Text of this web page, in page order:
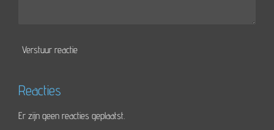
Verstuur reactie
Reacties
Er zijn geen reacties geplaatst.